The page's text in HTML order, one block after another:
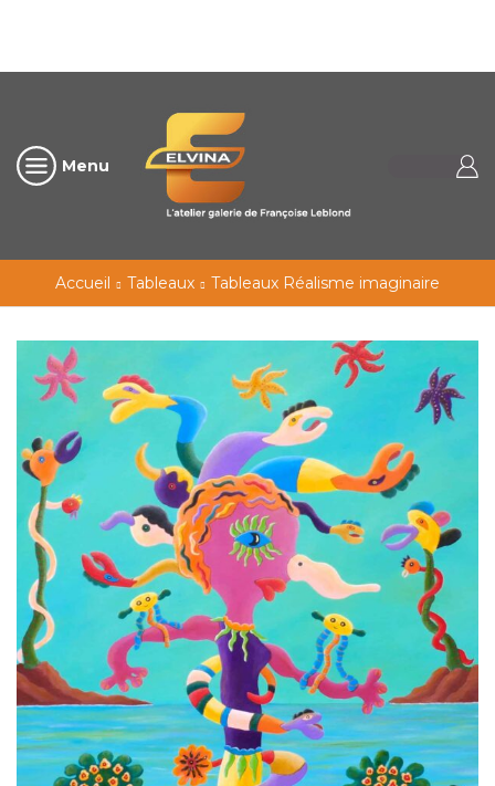
Menu
Accueil Tableaux Tableaux Réalisme imaginaire